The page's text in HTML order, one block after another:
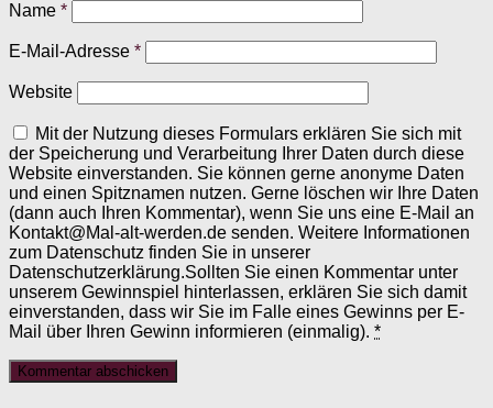
Name *
E-Mail-Adresse *
Website
Mit der Nutzung dieses Formulars erklären Sie sich mit
der Speicherung und Verarbeitung Ihrer Daten durch diese
Website einverstanden. Sie können gerne anonyme Daten
und einen Spitznamen nutzen. Gerne löschen wir Ihre Daten
(dann auch Ihren Kommentar), wenn Sie uns eine E-Mail an
Kontakt@Mal-alt-werden.de senden. Weitere Informationen
zum Datenschutz finden Sie in unserer
Datenschutzerklärung.Sollten Sie einen Kommentar unter
unserem Gewinnspiel hinterlassen, erklären Sie sich damit
einverstanden, dass wir Sie im Falle eines Gewinns per E-
Mail über Ihren Gewinn informieren (einmalig). *